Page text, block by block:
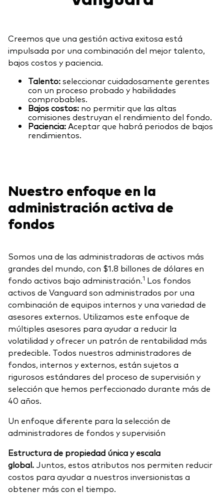
ETFs indexados
Inversiones ESG
Construcción de portafolios
Perspectivas de Vanguard
Acerca de Vanguard
Back to main menu
Información General
Contenido Exclusivo
Gestión de la Practica
Herramientas
Portafolios Modelo Estratégicos
Otros productos
Fondos Mutuos UCITS
Creemos que una gestión activa exitosa está
impulsada por una combinación del mejor talento,
bajos costos y paciencia.
Talento:seleccionar cuidadosamente gerentes
con un proceso probado y habilidades
comprobables.
Bajos costos: no permitir que las altas
comisiones destruyan el rendimiento del fondo.
Paciencia:Aceptar que habrá periodos de bajos
rendimientos.
Nuestro enfoque en la
administración activa de
fondos
Somos una de las administradoras de activos más
grandes del mundo, con $1.8 billones de dólares en
fondo activos bajo administración.1 Los fondos
activos de Vanguard son administrados por una
combinación de equipos internos y una variedad de
asesores externos. Utilizamos este enfoque de
múltiples asesores para ayudar a reducir la
volatilidad y ofrecer un patrón de rentabilidad más
predecible. Todos nuestros administradores de
fondos, internos y externos, están sujetos a
rigurosos estándares del proceso de supervisión y
selección que hemos perfeccionado durante más de
40 años.
Un enfoque diferente para la selección de
administradores de fondos y supervisión
Estructura de propiedad única y escala
global. Juntos, estos atributos nos permiten reducir
costos para ayudar a nuestros inversionistas a
obtener más con el tiempo.